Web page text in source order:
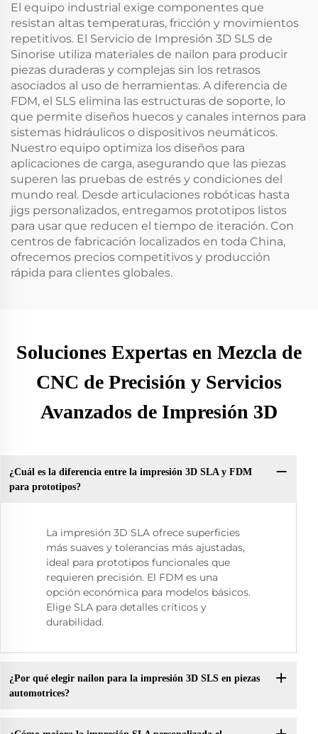
El equipo industrial exige componentes que
resistan altas temperaturas, fricción y movimientos
repetitivos. El Servicio de Impresión 3D SLS de
Sinorise utiliza materiales de nailon para producir
piezas duraderas y complejas sin los retrasos
asociados al uso de herramientas. A diferencia de
FDM, el SLS elimina las estructuras de soporte, lo
que permite diseños huecos y canales internos para
sistemas hidráulicos o dispositivos neumáticos.
Nuestro equipo optimiza los diseños para
aplicaciones de carga, asegurando que las piezas
superen las pruebas de estrés y condiciones del
mundo real. Desde articulaciones robóticas hasta
jigs personalizados, entregamos prototipos listos
para usar que reducen el tiempo de iteración. Con
centros de fabricación localizados en toda China,
ofrecemos precios competitivos y producción
rápida para clientes globales.
Soluciones Expertas en Mezcla de
CNC de Precisión y Servicios
Avanzados de Impresión 3D
¿Cuál es la diferencia entre la impresión 3D SLA y FDM
para prototipos?
La impresión 3D SLA ofrece superficies
más suaves y tolerancias más ajustadas,
ideal para prototipos funcionales que
requieren precisión. El FDM es una
opción económica para modelos básicos.
Elige SLA para detalles críticos y
durabilidad.
¿Por qué elegir nailon para la impresión 3D SLS en piezas
automotrices?